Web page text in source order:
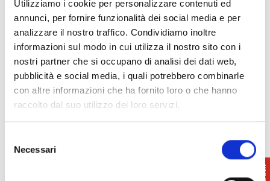
Utilizziamo i cookie per personalizzare contenuti ed
annunci, per fornire funzionalità dei social media e per
analizzare il nostro traffico. Condividiamo inoltre
informazioni sul modo in cui utilizza il nostro sito con i
nostri partner che si occupano di analisi dei dati web,
pubblicità e social media, i quali potrebbero combinarle
con altre informazioni che ha fornito loro o che hanno
raccolto dal suo utilizzo dei loro servizi.
delNecessari